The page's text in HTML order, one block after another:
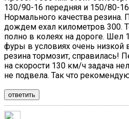
130/90-16 передняя и 150/80-16
Нормального качества
дождем ехал километров 300.
полно в колеях на дороге. Шел
фуры в условиях очень низкой
резина тормозит, справилась!
на скорости 130 км/ч задача
не подвела. Так что
ответить